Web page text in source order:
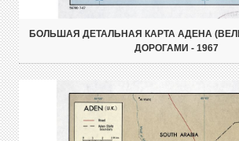
БОЛЬШАЯ ДЕТАЛЬНАЯ КАРТА АДЕНА
ДОРОГАМИ - 1967